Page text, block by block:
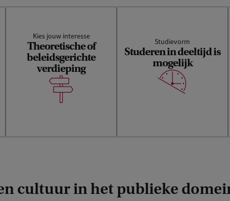
Kies jouw interesse
Theoretische of
beleidsgerichte
verdieping
Studievorm
Studeren in deeltijd is
mogelijk
cultuur in het publieke